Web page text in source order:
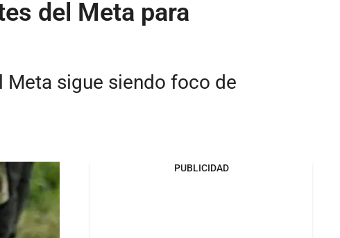
del Meta para
Meta sigue siendo foco de
PUBLICIDAD